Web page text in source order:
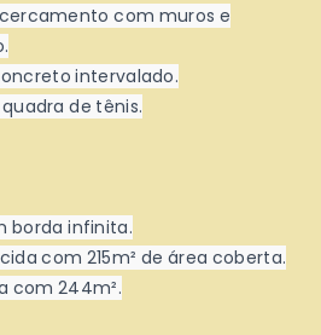
com muros e
intervalado.
de tênis.
borda infinita.
com 215m² de área coberta.
com 244m².